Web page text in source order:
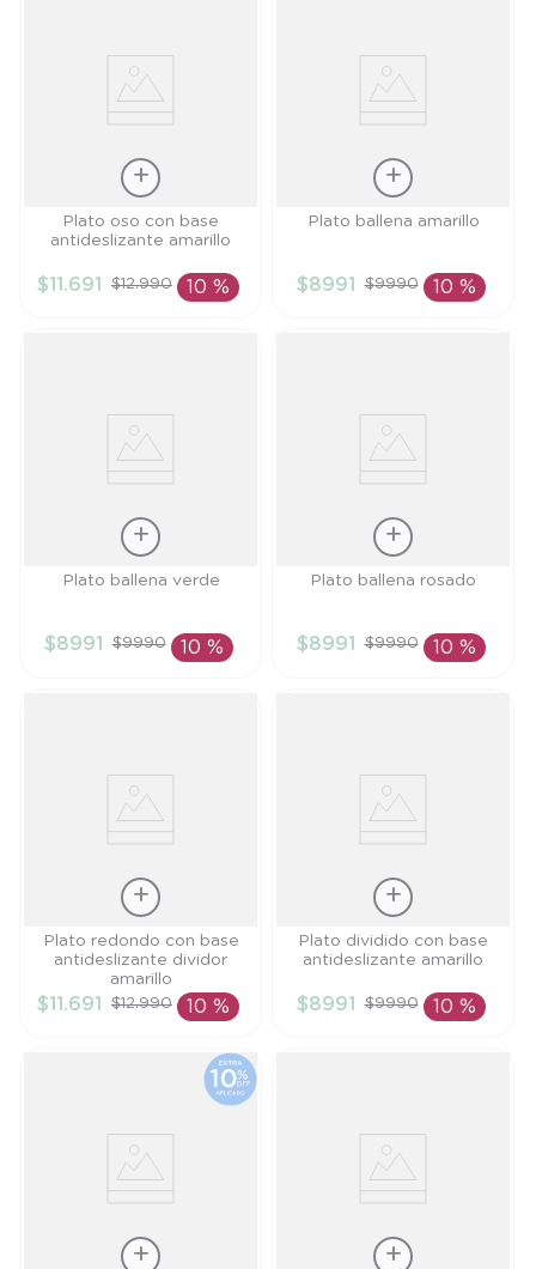
Talla
AÑADIR AL
Plato oso con base
antideslizante amarillo
$11 .691 $12.990 10 %
Talla
AÑADIR AL
Plato ballena amarillo
$8991 $9990 10 %
Talla
AÑADIR AL
Plato ballena verde
$8991 $9990 10 %
Talla
AÑADIR AL
Plato ballena rosado
$8991 $9990 10 %
Talla
AÑADIR AL
Plato redondo con base
antideslizante dividor
amarillo
$11 .691 $12.990 10 %
Talla
AÑADIR AL
Plato dividido con base
antideslizante amarillo
$8991 $9990 10 %